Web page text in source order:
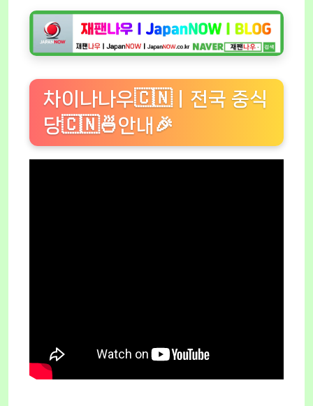
차이나나우🇨🇳ㅣ전국 중식
당🇨🇳🍜안내🎉